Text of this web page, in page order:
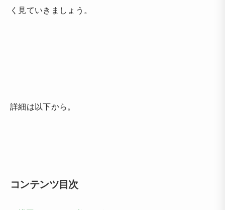
く見ていきましょう。
詳細は以下から。
コンテンツ目次